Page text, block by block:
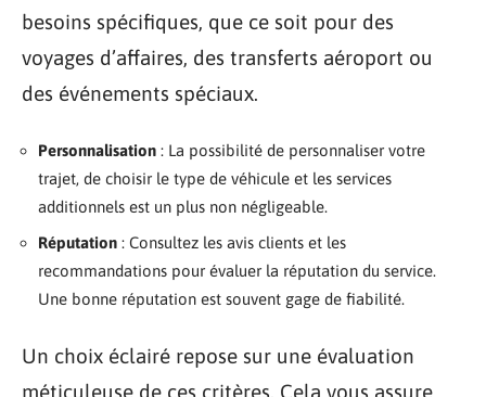
besoins spécifiques, que ce soit pour des
voyages d’affaires, des transferts aéroport ou
des événements spéciaux.
Personnalisation : La possibilité de personnaliser votre
trajet, de choisir le type de véhicule et les services
additionnels est un plus non négligeable.
Réputation : Consultez les avis clients et les
recommandations pour évaluer la réputation du service.
Une bonne réputation est souvent gage de fiabilité.
Un choix éclairé repose sur une évaluation
méticuleuse de ces critères. Cela vous assure